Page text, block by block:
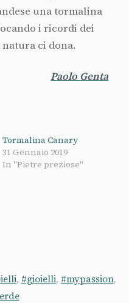
una tormalina
i ricordi dei
ci dona.
Paolo Genta
Tormalina Canary
31 Gennaio 2019
In "Pietre preziose"
, #gioielli, #mypassion,